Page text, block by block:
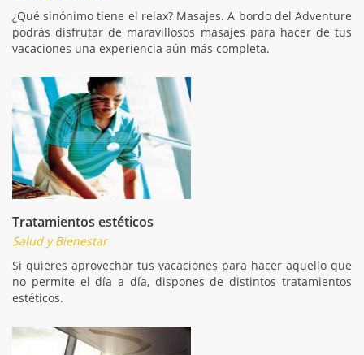
¿Qué sinónimo tiene el relax? Masajes. A bordo del Adventure
podrás disfrutar de maravillosos masajes para hacer de tus
vacaciones una experiencia aún más completa.
Tratamientos estéticos
Salud y Bienestar
Si quieres aprovechar tus vacaciones para hacer aquello que
no permite el día a día, dispones de distintos tratamientos
estéticos.